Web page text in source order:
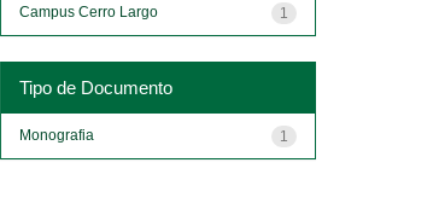
1
Campus Cerro Largo
Tipo de Documento
1
Monografia